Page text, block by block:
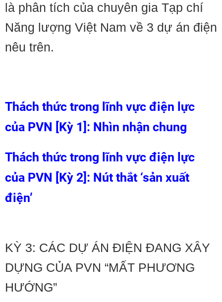
là phân tích của chuyên gia Tạp chí
Năng lượng Việt Nam về 3 dự án điện
nêu trên.
Thách thức trong lĩnh vực điện lực
của PVN [Kỳ 1]: Nhìn nhận chung
Thách thức trong lĩnh vực điện lực
của PVN [Kỳ 2]: Nút thắt ‘sản xuất
điện’
KỲ 3: CÁC DỰ ÁN ĐIỆN ĐANG XÂY
DỰNG CỦA PVN “MẤT PHƯƠNG
HƯỚNG”